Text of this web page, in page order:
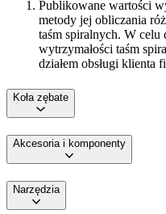
Publikowane wartości
metody jej obliczania
taśm spiralnych. W celu
wytrzymałości taśm
działem obsługi klienta
Koła zębate
Akcesoria i komponenty
Narzędzia